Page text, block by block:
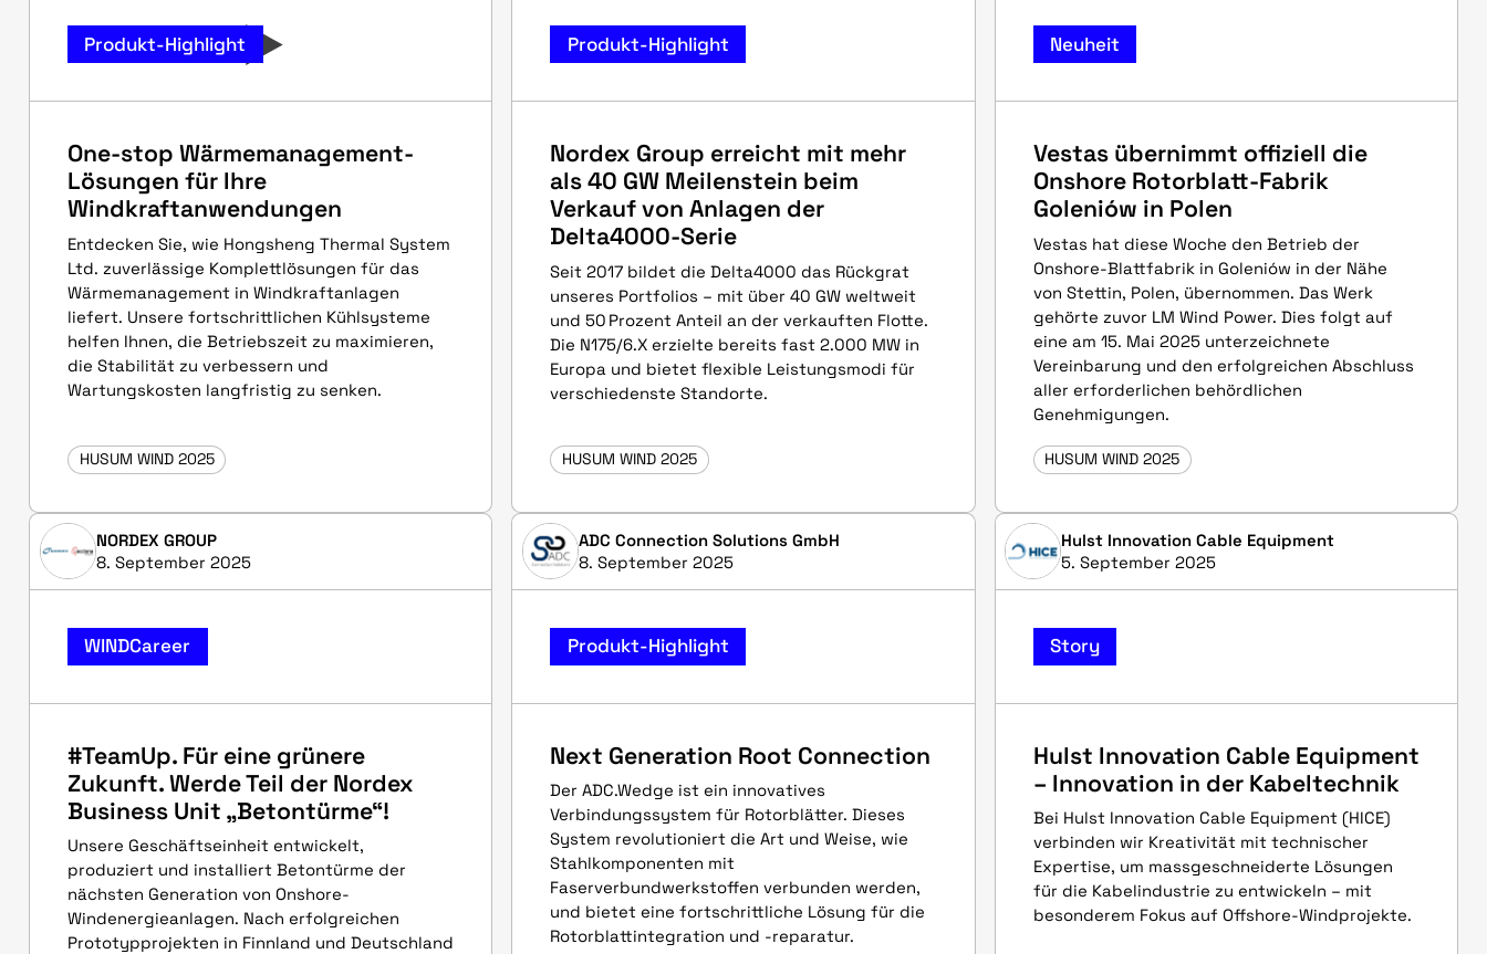
Produkt-Highlight
One-stop Wärmemanagement-
Lösungen für Ihre
Windkraftanwendungen
Entdecken Sie, wie Hongsheng Thermal System
Ltd. zuverlässige Komplettlösungen für das
Wärmemanagement in Windkraftanlagen
liefert. Unsere fortschrittlichen Kühlsysteme
helfen Ihnen, die Betriebszeit zu maximieren,
die Stabilität zu verbessern und
Wartungskosten langfristig zu senken.
HUSUM WIND 2025
Produkt-Highlight
Nordex Group erreicht mit mehr
als 40 GW Meilenstein beim
Verkauf von Anlagen der
Delta4000-Serie
Seit 2017 bildet die Delta4000 das Rückgrat
unseres Portfolios – mit über 40 GW weltweit
und 50 Prozent Anteil an der verkauften Flotte.
Die N175/6.X erzielte bereits fast 2.000 MW in
Europa und bietet flexible Leistungsmodi für
verschiedenste Standorte.
HUSUM WIND 2025
Neuheit
Vestas übernimmt offiziell die
Onshore Rotorblatt-Fabrik
Goleniów in Polen
Vestas hat diese Woche den Betrieb der
Onshore-Blattfabrik in Goleniów in der Nähe
von Stettin, Polen, übernommen. Das Werk
gehörte zuvor LM Wind Power. Dies folgt auf
eine am 15. Mai 2025 unterzeichnete
Vereinbarung und den erfolgreichen Abschluss
aller erforderlichen behördlichen
Genehmigungen.
HUSUM WIND 2025
NORDEX GROUP
8. September 2025
WINDCareer
#TeamUp. Für eine grünere
Zukunft. Werde Teil der Nordex
Business Unit „Betontürme“!
Unsere Geschäftseinheit entwickelt,
produziert und installiert Betontürme der
nächsten Generation von Onshore-
Windenergieanlagen. Nach erfolgreichen
Prototypprojekten in Finnland und Deutschland
ADC Connection Solutions GmbH
8. September 2025
Produkt-Highlight
Next Generation Root Connection
Der ADC.Wedge ist ein innovatives
Verbindungssystem für Rotorblätter. Dieses
System revolutioniert die Art und Weise, wie
Stahlkomponenten mit
Faserverbundwerkstoffen verbunden werden,
und bietet eine fortschrittliche Lösung für die
Rotorblattintegration und -reparatur.
Hulst Innovation Cable Equipment
5. September 2025
Story
Hulst Innovation Cable Equipment
– Innovation in der Kabeltechnik
Bei Hulst Innovation Cable Equipment (HICE)
verbinden wir Kreativität mit technischer
Expertise, um massgeschneiderte Lösungen
für die Kabelindustrie zu entwickeln – mit
besonderem Fokus auf Offshore-Windprojekte.